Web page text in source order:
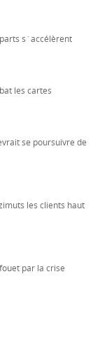
s´accélèrent
les cartes
se poursuivre de
les clients haut
par la crise